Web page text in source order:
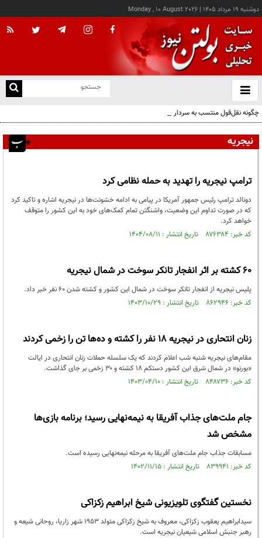
دوشنبه ۱۹ مرداد ۱۴۰۵ |
Monday , 10 August 2026
باز
و
چگونه نقل‌قول منتسب به سردار وحیدی از هند به سخنرانی نتانیاهو رسید؟
نیجریه
ترامپ نیجریه را تهدید به حمله نظامی کرد
دونالد ترامپ رئیس جمهور آمریکا در پیامی به ادامه خشونت‌ها در نیجریه اشاره و تاکید کرد
که در صورت تداوم این وضعیت، واشنگتن تمام کمک‌های خود به این کشور را متوقف
خواهد کرد.
کد خبر: ۸۷۶۳۸۴ تاریخ انتشار : ۱۴۰۴/۰۸/۱۱
۶۰ کشته بر اثر انفجار تانکر سوخت در شمال نیجریه
پلیس نیجریه از انفجار تانکر سوخت در شمال این کشور و کشته شدن ۶۰ نفر خبر داد.
کد خبر: ۸۶۲۹۴۶ تاریخ انتشار : ۱۴۰۳/۱۰/۲۹
زنان انتحاری در نیجریه ۱۸ نفر را کشته و ده‌ها تن را زخمی کردند
مقام‌های نیجریه شنبه شب اعلام کردند که یک سلسله حملات زنان انتحاری در ایالت
«بورنو» در شمال شرق این کشور دستکم ۱۸ کشته و ۳۰ زخمی بر جای گذاشت.
کد خبر: ۸۴۸۷۳۶ تاریخ انتشار : ۱۴۰۳/۰۴/۱۰
جام ملت‌های جذاب آفریقا به نیمه‌نهایی رسید؛ برنامه بازی‌ها
مشخص شد
مسابقات جذاب جام ملت‌های آفریقا به مرحله نیمه‌نهایی رسیده است.
کد خبر: ۸۳۹۹۴۱ تاریخ انتشار : ۱۴۰۲/۱۱/۱۵
نخستین گفتگوی تلویزیونی شیخ ابراهیم زکزاکی
سیدابراهیم یعقوب زکزاکی، معروف به شیخ زکزاکی متولد ۱۹۵۳ شهر‌ زاریا، روحانی شیعه و
رهبر جنبش اسلامی شیعیان نیجریه است.